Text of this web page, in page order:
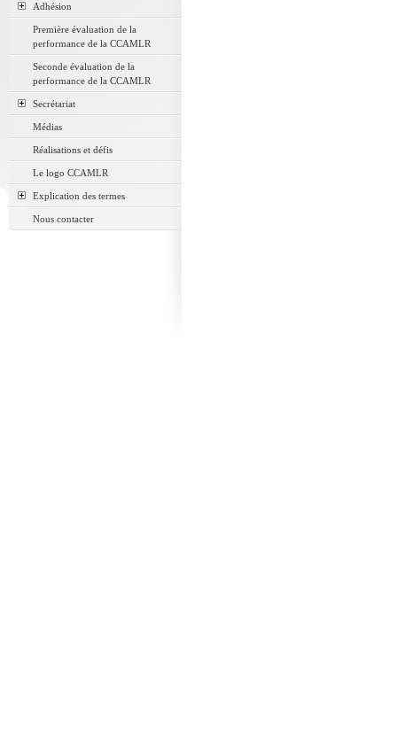
Adhésion
Première évaluation de la
performance de la CCAMLR
Seconde évaluation de la
performance de la CCAMLR
Secrétariat
Médias
Réalisations et défis
Le logo CCAMLR
Explication des termes
Nous contacter